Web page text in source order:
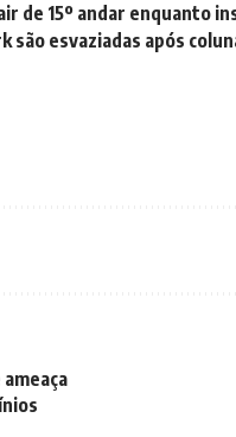
de 15º andar enquanto
são esvaziadas após